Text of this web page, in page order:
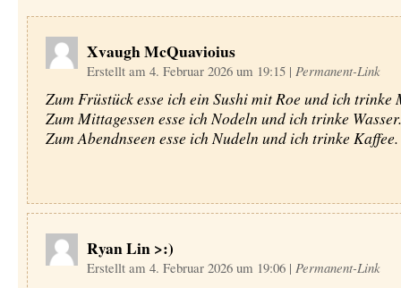
Xvaugh McQuavioius
Erstellt am 4. Februar 2026 um 19:15 | Permanent-Link
Zum Früstück esse ich ein Sushi mit Roe und ich trinke
Zum Mittagessen esse ich Nodeln und ich trinke Wasser.
Zum Abendnseen esse ich Nudeln und ich trinke Kaffee.
Ryan Lin >:)
Erstellt am 4. Februar 2026 um 19:06 | Permanent-Link